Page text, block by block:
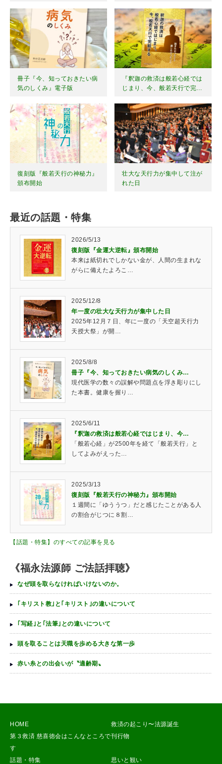
冊子『今、知っておきたい病
気のしくみ』電子版
『釈迦の救済は般若心経では
じまり、今、般若天行で完…
復刻版『般若天行の神秘力』
頒布開始
壮大な天行力が集中して注が
れた日
最近の話題・特集
2026/5/13
復刻版『金運大逆転』頒布開始
本来は紙切れでしかない金が、人間の生まれな
がらに備えたよろこ…
2025/12/8
年一度の壮大な天行力が集中した日
2025年12月７日、年に一度の「天空超天行力
天授大祭」が開…
2025/8/8
冊子『今、知っておきたい病気のしくみ…
現代医学の数々の誤解や問題点を浮き彫りにし
た本書。健康を握り…
2025/6/11
『釈迦の救済は般若心経ではじまり、今…
「般若心経」が2500年を経て「般若天行」と
してよみがえった…
2025/3/13
復刻版『般若天行の神秘力』頒布開始
１週間に「ゆううつ」だと感じたことがある人
の割合がじつに８割…
【話題・特集】のすべての記事を見る
《福永法源師 ご法話拝聴》
なぜ頭を取らなければいけないのか。
｢キリスト教｣と｢キリスト｣の違いについて
｢写経｣と｢法筆｣との違いについて
頭を取ることは天職を歩める大きな第一歩
赤い糸との出会いが〝適齢期〟
HOME
救済の起こり〜法源誕生
第３救済 慈喜徳会はこんなところで
す
刊行物
話題・特集
思いと観い